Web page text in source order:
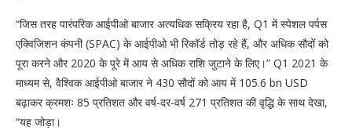
“जिस तरह पारंपरिक आईपीओ बाजार अत्यधिक सक्रिय रहा है, Q1 में स्पेशल पर्पस
एक्विजिशन कंपनी (SPAC) के आईपीओ भी रिकॉर्ड तोड़ रहे हैं, और अधिक सौदों को
पूरा करने और 2020 के पूरे में आय से अधिक राशि जुटाने के लिए।” Q1 2021 के
माध्यम से, वैश्विक आईपीओ बाजार ने 430 सौदों को आय में 105.6 bn USD
बढ़ाकर क्रमशः 85 प्रतिशत और वर्ष-दर-वर्ष 271 प्रतिशत की वृद्धि के साथ देखा,
“यह जोड़ा।